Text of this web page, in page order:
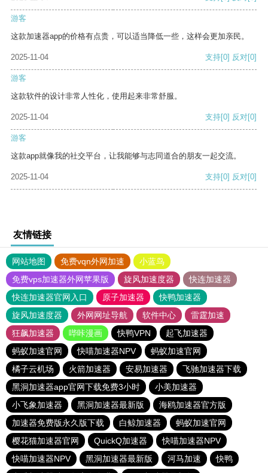
游客
这款加速器app的价格有点贵，可以适当降低一些，这样会更加亲民。
2025-11-04 支持[0] 反对[0]
游客
这款软件的设计非常人性化，使用起来非常舒服。
2025-11-04 支持[0] 反对[0]
游客
这款app就像我的社交平台，让我能够与志同道合的朋友一起交流。
2025-11-04 支持[0] 反对[0]
友情链接
网站地图 免费vqn外网加速
小蓝鸟
免费vps加速器外网苹果版
旋风加速度器
快连加速器
快连加速器官网入口
原子加速器
快鸭加速器
旋风加速度器
外网网址导航 软件中心
雷霆加速
狂飙加速器
哔咔漫画 快鸭VPN
起飞加速器
蚂蚁加速官网
快喵加速器NPV
蚂蚁加速官网
橘子云机场
火箭加速器 安易加速器
飞驰加速器下载
黑洞加速器app官网下载免费3小时
小美加速器
小飞象加速器
黑洞加速器最新版
海鸥加速器官方版
加速器免费版永久版下载
白鲸加速器
蚂蚁加速官网
樱花猫加速器官网
QuickQ加速器
快喵加速器NPV
快喵加速器NPV
黑洞加速器最新版 河马加速
快鸭